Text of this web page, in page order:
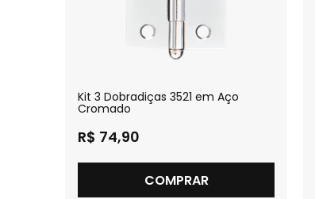
Kit 3 Dobradiças 3521 em Aço
Cromado
R$ 74,90
COMPRAR